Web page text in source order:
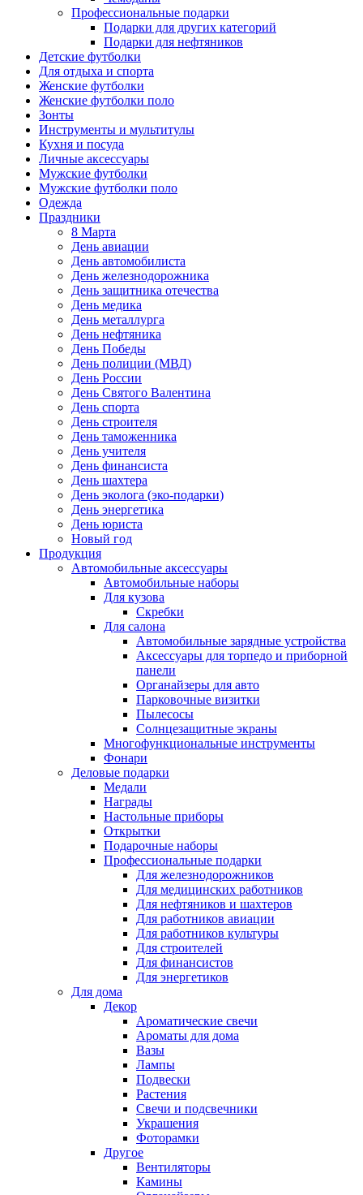
Профессиональные подарки
Подарки для других категорий
Подарки для нефтяников
Детские футболки
Для отдыха и спорта
Женские футболки
Женские футболки поло
Зонты
Инструменты и мультитулы
Кухня и посуда
Личные аксессуары
Мужские футболки
Мужские футболки поло
Одежда
Праздники
8 Марта
День авиации
День автомобилиста
День железнодорожника
День защитника отечества
День медика
День металлурга
День нефтяника
День Победы
День полиции (МВД)
День России
День Святого Валентина
День спорта
День строителя
День таможенника
День учителя
День финансиста
День шахтера
День эколога (эко-подарки)
День энергетика
День юриста
Новый год
Продукция
Автомобильные аксессуары
Автомобильные наборы
Для кузова
Скребки
Для салона
Автомобильные зарядные устройства
Аксессуары для торпедо и приборной
панели
Органайзеры для авто
Парковочные визитки
Пылесосы
Солнцезащитные экраны
Многофункциональные инструменты
Фонари
Деловые подарки
Медали
Награды
Настольные приборы
Открытки
Подарочные наборы
Профессиональные подарки
Для железнодорожников
Для медицинских работников
Для нефтяников и шахтеров
Для работников авиации
Для работников культуры
Для строителей
Для финансистов
Для энергетиков
Для дома
Декор
Ароматические свечи
Ароматы для дома
Вазы
Лампы
Подвески
Растения
Свечи и подсвечники
Украшения
Фоторамки
Другое
Вентиляторы
Камины